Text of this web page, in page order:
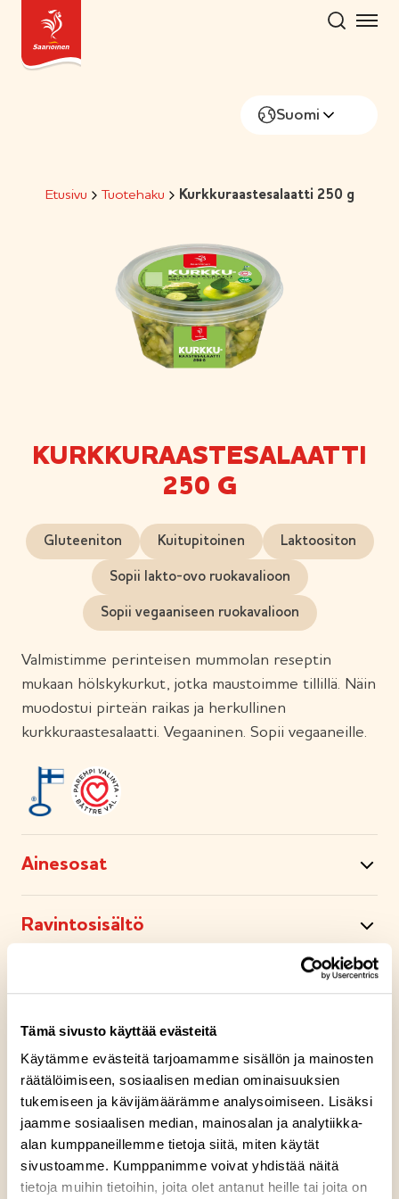
Tämä sivusto käyttää evästeitä
Käytämme evästeitä tarjoamamme sisällön ja mainosten
räätälöimiseen, sosiaalisen median ominaisuuksien
tukemiseen ja kävijämäärämme analysoimiseen. Lisäksi
jaamme sosiaalisen median, mainosalan ja analytiikka-
alan kumppaneillemme tietoja siitä, miten käytät
sivustoamme. Kumppanimme voivat yhdistää näitä
tietoja muihin tietoihin, joita olet antanut heille tai joita on
Hyppää
sisältöön
Suomi
Etusivu Tuotehaku Kurkkuraastesalaatti 250 g
KURKKURAASTESALAATTI
250 G
Gluteeniton Kuitupitoinen Laktoositon
Sopii lakto-ovo ruokavalioon
Sopii vegaaniseen ruokavalioon
Valmistimme perinteisen mummolan reseptin
mukaan hölskykurkut, jotka maustoimme tillillä. Näin
muodostui pirteän raikas ja herkullinen
kurkkuraastesalaatti. Vegaaninen. Sopii vegaaneille.
Ainesosat
Ravintosisältö
Pakkausinfo
Reseptivinkit